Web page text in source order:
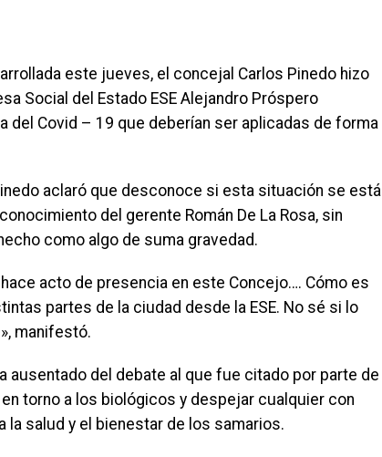
este jueves, el concejal Carlos Pinedo hizo
Social del Estado ESE Alejandro Próspero
del Covid – 19 que deberían ser aplicadas de forma
aclaró que desconoce si esta situación se está
del gerente Román De La Rosa, sin
como algo de suma gravedad.
hace acto de presencia en este Concejo…. Cómo es
partes de la ciudad desde la ESE. No sé si lo
manifestó.
ausentado del debate al que fue citado por parte de
torno a los biológicos y despejar cualquier con
salud y el bienestar de los samarios.